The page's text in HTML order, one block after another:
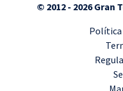
© 2012 - 2026 Gran
Política